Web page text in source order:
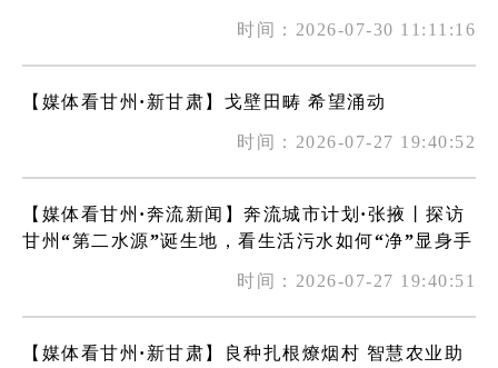
时间：2026-07-30 11:11:16
【媒体看甘州·新甘肃】戈壁田畴 希望涌动
时间：2026-07-27 19:40:52
【媒体看甘州·奔流新闻】奔流城市计划·张掖丨探访
甘州“第二水源”诞生地，看生活污水如何“净”显身手
时间：2026-07-27 19:40:51
【媒体看甘州·新甘肃】良种扎根燎烟村 智慧农业助